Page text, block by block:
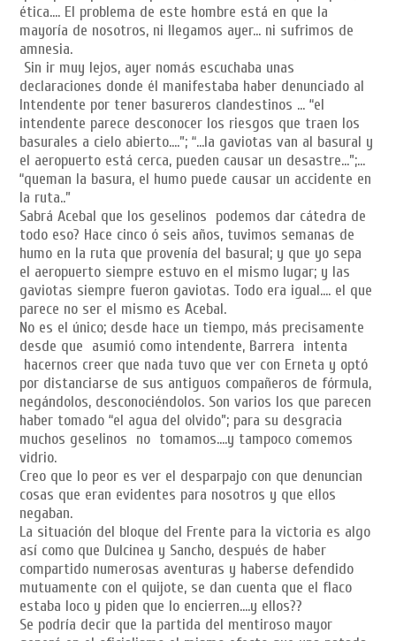
ética…. El problema de este hombre está en que la
mayoría de nosotros, ni llegamos ayer… ni sufrimos de
amnesia.
Sin ir muy lejos, ayer nomás escuchaba unas
declaraciones donde él manifestaba haber denunciado al
Intendente por tener basureros clandestinos … “el
intendente parece desconocer los riesgos que traen los
basurales a cielo abierto….”; “…la gaviotas van al basural y
el aeropuerto está cerca, pueden causar un desastre…”;…
“queman la basura, el humo puede causar un accidente en
la ruta..”
Sabrá Acebal que los geselinos podemos dar cátedra de
todo eso? Hace cinco ó seis años, tuvimos semanas de
humo en la ruta que provenía del basural; y que yo sepa
el aeropuerto siempre estuvo en el mismo lugar; y las
gaviotas siempre fueron gaviotas. Todo era igual…. el que
parece no ser el mismo es Acebal.
No es el único; desde hace un tiempo, más precisamente
desde que asumió como intendente, Barrera intenta
hacernos creer que nada tuvo que ver con Erneta y optó
por distanciarse de sus antiguos compañeros de fórmula,
negándolos, desconociéndolos. Son varios los que parecen
haber tomado “el agua del olvido”; para su desgracia
muchos geselinos no tomamos….y tampoco comemos
vidrio.
Creo que lo peor es ver el desparpajo con que denuncian
cosas que eran evidentes para nosotros y que ellos
negaban.
La situación del bloque del Frente para la victoria es algo
así como que Dulcinea y Sancho, después de haber
compartido numerosas aventuras y haberse defendido
mutuamente con el quijote, se dan cuenta que el flaco
estaba loco y piden que lo encierren….y ellos??
Se podría decir que la partida del mentiroso mayor